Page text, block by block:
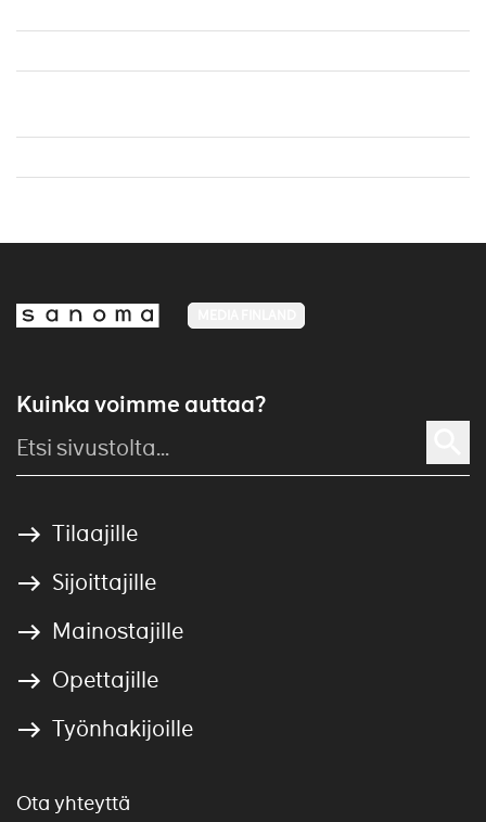
Kuinka voimme auttaa?
Tilaajille
Sijoittajille
Mainostajille
Opettajille
Työnhakijoille
Ota yhteyttä